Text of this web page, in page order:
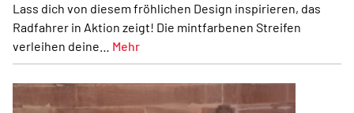
Lass dich von diesem fröhlichen Design inspirieren, das
Radfahrer in Aktion zeigt! Die mintfarbenen Streifen
verleihen deine… Mehr